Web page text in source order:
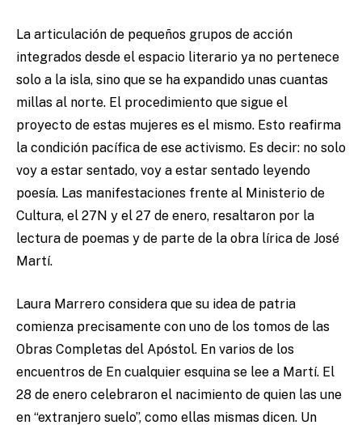
La articulación de pequeños grupos de acción
integrados desde el espacio literario ya no pertenece
solo a la isla, sino que se ha expandido unas cuantas
millas al norte. El procedimiento que sigue el
proyecto de estas mujeres es el mismo. Esto reafirma
la condición pacífica de ese activismo. Es decir: no solo
voy a estar sentado, voy a estar sentado leyendo
poesía. Las manifestaciones frente al Ministerio de
Cultura, el 27N y el 27 de enero, resaltaron por la
lectura de poemas y de parte de la obra lírica de José
Martí.
Laura Marrero considera que su idea de patria
comienza precisamente con uno de los tomos de las
Obras Completas del Apóstol. En varios de los
encuentros de En cualquier esquina se lee a Martí. El
28 de enero celebraron el nacimiento de quien las une
en “extranjero suelo”, como ellas mismas dicen. Un